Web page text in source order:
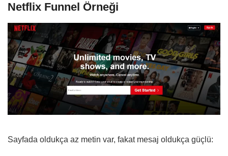
Netflix Funnel Örneği
Sayfada oldukça az metin var, fakat mesaj oldukça güçlü: